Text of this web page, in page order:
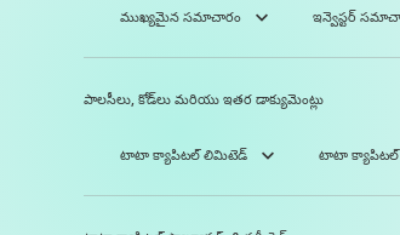
ముఖ్యమైన సమాచారం ఇన్వెస్టర్
పాలసీలు, కోడ్‌లు మరియు ఇతర డాక్యుమెంట్లు
టాటా క్యాపిటల్ లిమిటెడ్ టాటా క్యాపిటల్